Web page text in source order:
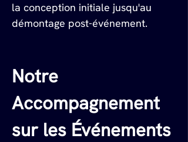
la conception initiale jusqu'au
démontage post-événement.
Notre
Accompagnement
sur les Événements